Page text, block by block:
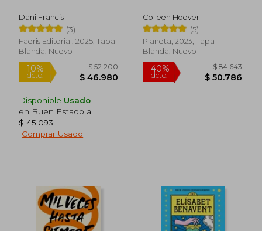
10%
dcto. $ 36.630
Dani Francis
(3)
Faeris Editorial, 2025, Tapa
Blanda, Nuevo
Disponible Usado
en Buen Estado a
$ 45.093
Comprar Usado
Colleen Hoover
(5)
Planeta, 2023, Tapa
Blanda, Nuevo